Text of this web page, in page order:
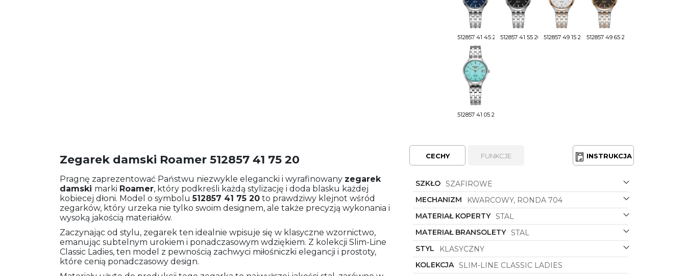
512857 41 45 20 512857 41 55 20 512857 49 15 20 512857 49 65 20
512857 41 05 20
Zegarek damski Roamer 512857 41 75 20
Pragnę zaprezentować Państwu niezwykle elegancki i wyrafinowany zegarek
damski marki Roamer, który podkreśli każdą stylizację i doda blasku każdej
kobiecej dłoni. Model o symbolu512857 41 75 20 to prawdziwy klejnot wśród
zegarków, który urzeka nie tylko swoim designem, ale także precyzją wykonania i
wysoką jakością materiałów.
Zaczynając od stylu, zegarek ten idealnie wpisuje się w klasyczne wzornictwo,
emanując subtelnym urokiem i ponadczasowym wdziękiem. Z kolekcji Slim-Line
Classic Ladies, ten model z pewnością zachwyci miłośniczki elegancji i prostoty,
które cenią ponadczasowy design.
CECHY FUNKCJE INSTRUKCJA
SZKŁO SZAFIROWE
MECHANIZM
KWARCOWY, RONDA 704
MATERIAŁ KOPERTY STAL
MATERIAŁ BRANSOLETY STAL
STYL
KLASYCZNY
KOLEKCJA SLIM-LINE CLASSIC LADIES